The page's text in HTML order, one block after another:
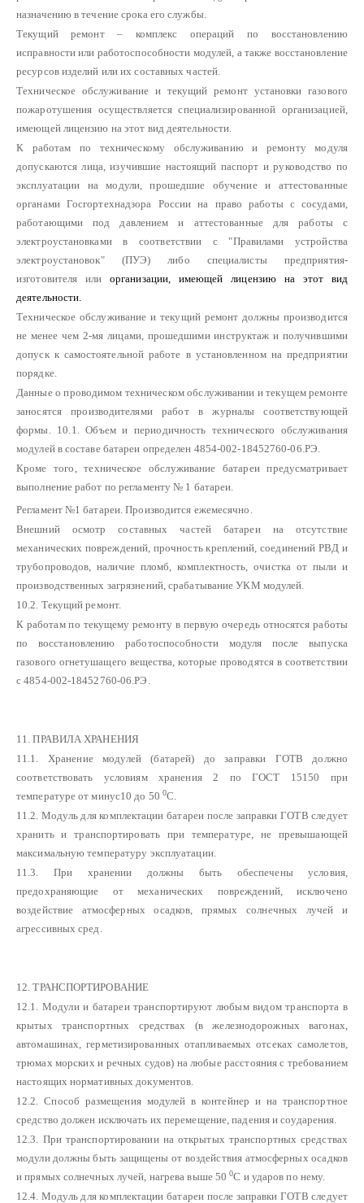
назначению в течение срока его службы.
Текущий ремонт – комплекс операций по восстановлению
исправности или работоспособности модулей, а также восстановление
ресурсов изделий или их составных частей.
Техническое обслуживание и текущий ремонт установки газового
пожаротушения осуществляется специализированной организацией,
имеющей лицензию на этот вид деятельности.
К работам по техническому обслуживанию и ремонту модуля
допускаются лица, изучившие настоящий паспорт и руководство по
эксплуатации на модули, прошедшие обучение и аттестованные
органами Госгортехнадзора России на право работы с сосудами,
работающими под давлением и аттестованные для работы с
электроустановками в соответствии с "Правилами устройства
электроустановок" (ПУЭ) либо специалисты предприятия-
изготовителя или организации, имеющей лицензию на этот вид
деятельности.
Техническое обслуживание и текущий ремонт должны производится
не менее чем 2-мя лицами, прошедшими инструктаж и получившими
допуск к самостоятельной работе в установленном на предприятии
порядке.
Данные о проводимом техническом обслуживании и текущем ремонте
заносятся производителями работ в журналы соответствующей
формы.
10.1. Объем и периодичность технического обслуживания
модулей в составе батареи определен 4854-002-18452760-06.РЭ.
Кроме того, техническое обслуживание батареи предусматривает
выполнение работ по регламенту № 1 батареи.
Регламент №1 батареи. Производится ежемесячно.
Внешний осмотр составных частей батареи на отсутствие
механических повреждений, прочность креплений, соединений РВД и
трубопроводов, наличие пломб, комплектность, очистка от пыли и
производственных загрязнений, срабатывание УКМ модулей.
10.2. Текущий ремонт.
К работам по текущему ремонту в первую очередь относятся работы
по восстановлению работоспособности модуля после выпуска
газового огнетушащего вещества, которые проводятся в соответствии
с 4854-002-18452760-06.РЭ.
11. ПРАВИЛА ХРАНЕНИЯ
11.1. Хранение модулей (батарей) до заправки ГОТВ должно
соответствовать условиям хранения 2 по ГОСТ 15150 при
температуре от минус10 до 50 0С.
11.2. Модуль для комплектации батареи после заправки ГОТВ следует
хранить и транспортировать при температуре, не превышающей
максимальную температуру эксплуатации.
11.3. При хранении должны быть обеспечены условия,
предохраняющие от механических повреждений, исключено
воздействие атмосферных осадков, прямых солнечных лучей и
агрессивных сред.
12. ТРАНСПОРТИРОВАНИЕ
12.1. Модули и батареи транспортируют любым видом транспорта в
крытых транспортных средствах (в железнодорожных вагонах,
автомашинах, герметизированных отапливаемых отсеках самолетов,
трюмах морских и речных судов) на любые расстояния с требованием
настоящих нормативных документов.
12.2. Способ размещения модулей в контейнер и на транспортное
средство должен исключать их перемещение, падения и соударения.
12.3. При транспортировании на открытых транспортных средствах
модули должны быть защищены от воздействия атмосферных осадков
и прямых солнечных лучей, нагрева выше 500С и ударов по нему.
12.4. Модуль для комплектации батареи после заправки ГОТВ следует